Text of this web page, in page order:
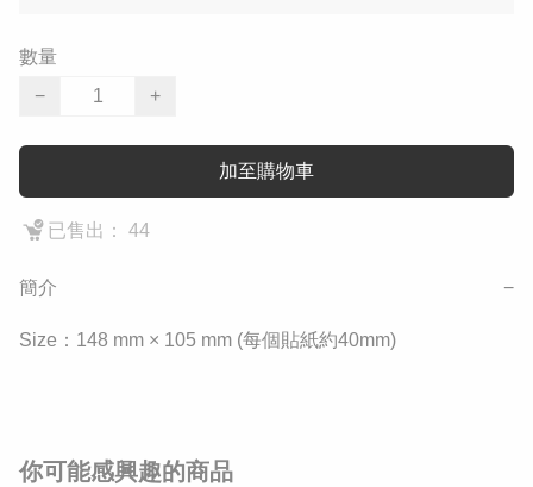
數量
−
+
加至購物車
已售出： 44
簡介 −
Size：148 mm × 105 mm (每個貼紙約40mm)
你可能感興趣的商品